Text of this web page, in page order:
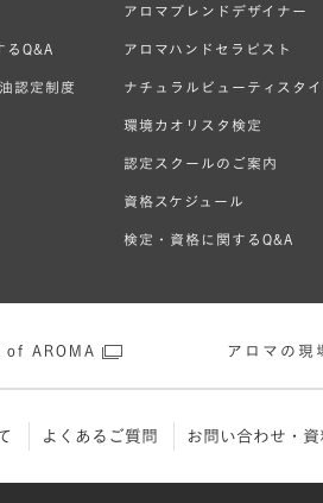
るQ&A
認定制度
アロマブレンドデザイナー
アロマハンドセラピスト
ナチュラルビューティスタ
環境カオリスタ検定
認定スクールのご案内
資格スケジュール
検定・資格に関するQ&A
of AROMA アロマの現
よくあるご質問 お問い合わせ・資